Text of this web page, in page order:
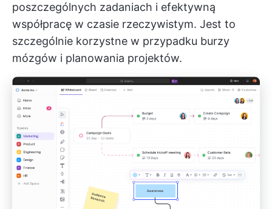
poszczególnych zadaniach i efektywną
współpracę w czasie rzeczywistym. Jest to
szczególnie korzystne w przypadku burzy
mózgów i planowania projektów.